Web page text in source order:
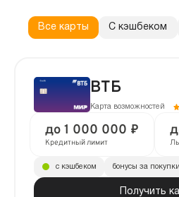
Все карты С кэшбеком
ВТБ
Карта возможностей
до 1 000 000 ₽
Кредитный лимит
Получить
с кэшбеком бонусы за покупки